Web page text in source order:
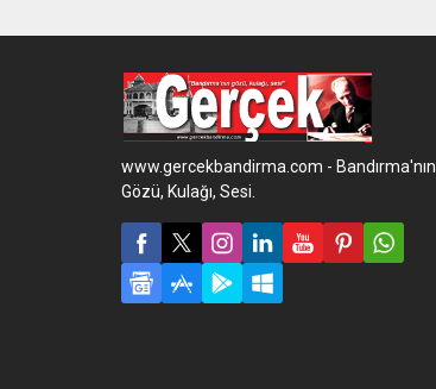
www.gercekbandirma.com - Bandırma'nın
Gözü, Kulağı, Sesi.